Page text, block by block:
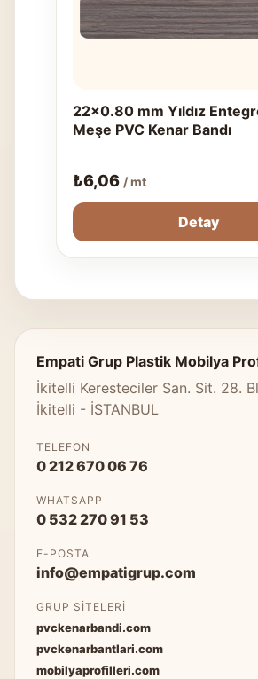
22x0.80 mm Yıldız
Meşe PVC Kenar Bandı
₺6,06 / mt
Detay
Empati Grup Plastik Mobilya
İkitelli Keresteciler San. Sit. 28.
İkitelli - İSTANBUL
TELEFON
0 212 670 06 76
WHATSAPP
0 532 270 91 53
E-POSTA
info@empatigrup.com
GRUP SITELERI
pvckenarbandi.com
pvckenarbantlari.com
mobilyaprofilleri.com